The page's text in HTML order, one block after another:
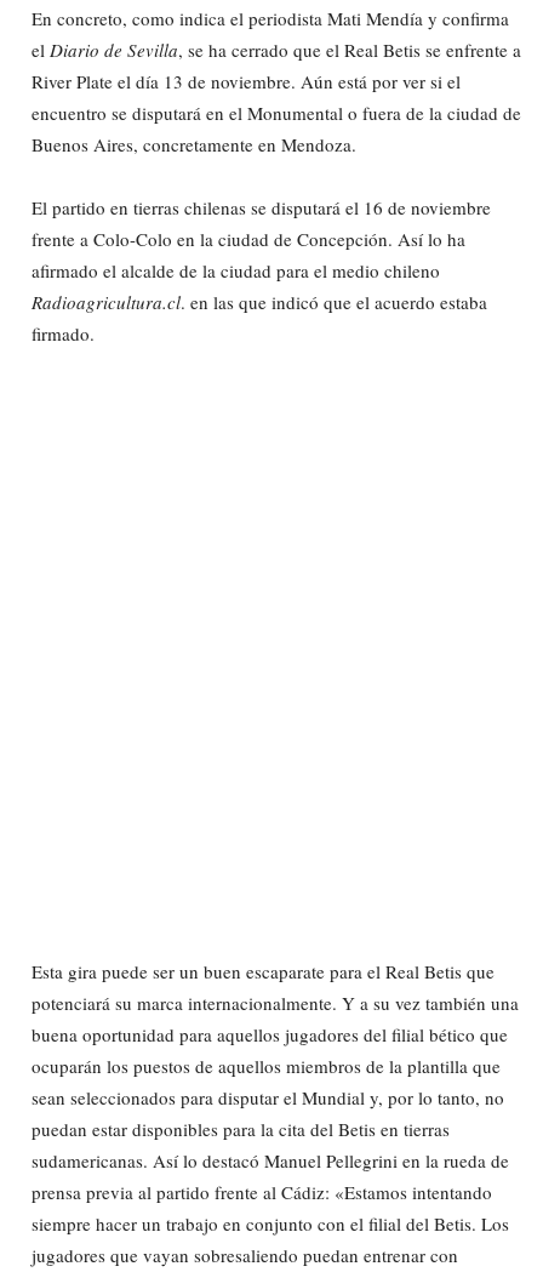
En concreto, como indica el periodista Mati Mendía y confirma
el Diario de Sevilla, se ha cerrado que el Real Betis se enfrente a
River Plate el día 13 de noviembre. Aún está por ver si el
encuentro se disputará en el Monumental o fuera de la ciudad de
Buenos Aires, concretamente en Mendoza.
El partido en tierras chilenas se disputará el 16 de noviembre
frente a Colo-Colo en la ciudad de Concepción. Así lo ha
afirmado el alcalde de la ciudad para el medio chileno
Radioagricultura.cl. en las que indicó que el acuerdo estaba
firmado.
Esta gira puede ser un buen escaparate para el Real Betis que
potenciará su marca internacionalmente. Y a su vez también una
buena oportunidad para aquellos jugadores del filial bético que
ocuparán los puestos de aquellos miembros de la plantilla que
sean seleccionados para disputar el Mundial y, por lo tanto, no
puedan estar disponibles para la cita del Betis en tierras
sudamericanas. Así lo destacó Manuel Pellegrini en la rueda de
prensa previa al partido frente al Cádiz: «Estamos intentando
siempre hacer un trabajo en conjunto con el filial del Betis. Los
jugadores que vayan sobresaliendo puedan entrenar con